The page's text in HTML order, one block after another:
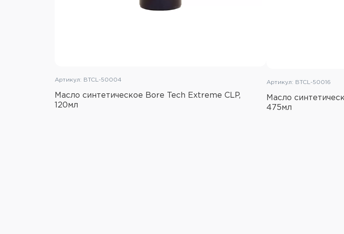
Артикул: BTCL-50004
Масло синтетическое Bore Tech Extreme CLP,
120мл
Артикул: BTCL-50016
Масло
475мл